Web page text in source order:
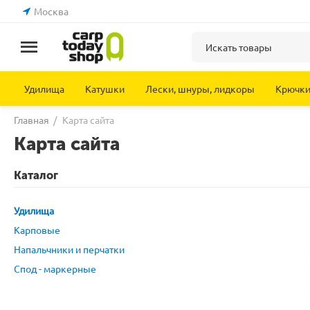
Москва
Удилища Катушки Лески, шнуры, лидкоры Крючки
Главная / Карта сайта
Карта сайта
Каталог
Удилища
Карповые
Напальчники и перчатки
Спод - маркерные